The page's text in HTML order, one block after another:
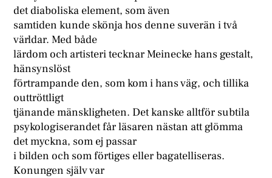
det diaboliska element, som även
samtiden kunde skönja hos denne suverän i två
världar. Med både
lärdom och artisteri tecknar Meinecke hans gestalt,
hänsynslöst
förtrampande den, som kom i hans väg, och tillika
outtröttligt
tjänande mänskligheten. Det kanske alltför subtila
psykologiserandet får läsaren nästan att glömma
det myckna, som ej passar
i bilden och som förtiges eller bagatelliseras.
Konungen själv var